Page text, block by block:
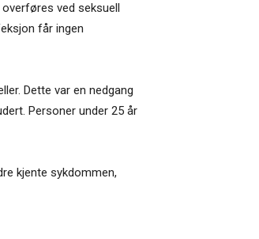
ved seksuell
får ingen
Dette var en nedgang
Personer under 25 år
kjente sykdommen,